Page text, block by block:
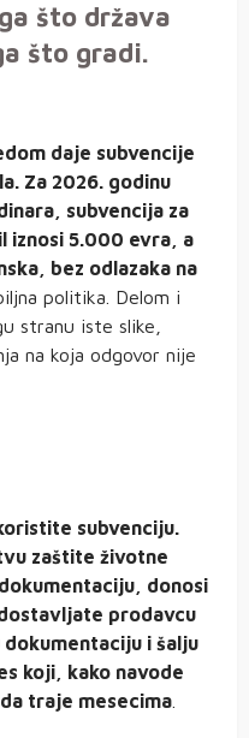
što država
što gradi.
daje subvencije
Za 2026. godinu
subvencija za
iznosi 5.000 evra, a
bez odlazaka na
politika. Delom i
stranu iste slike,
na koja odgovor nije
subvenciju.
zaštite životne
donosi
prodavcu
i šalju
koji, kako navode
traje mesecima